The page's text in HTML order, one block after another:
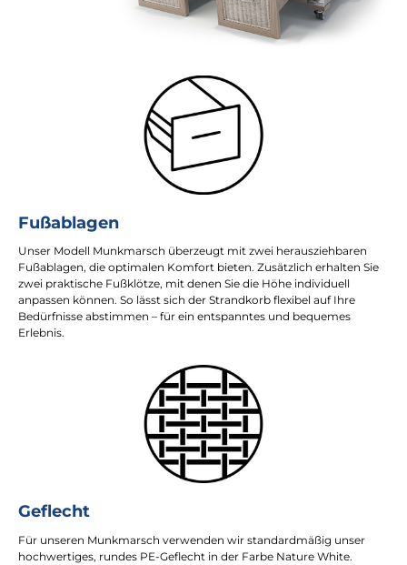
Fußablagen
Unser Modell Munkmarsch überzeugt mit zwei herausziehbaren
Fußablagen, die optimalen Komfort bieten. Zusätzlich erhalten Sie
zwei praktische Fußklötze, mit denen Sie die Höhe individuell
anpassen können. So lässt sich der Strandkorb flexibel auf Ihre
Bedürfnisse abstimmen – für ein entspanntes und bequemes
Erlebnis.
Geflecht
Für unseren Munkmarsch verwenden wir standardmäßig unser
hochwertiges, rundes PE-Geflecht in der Farbe Nature White.